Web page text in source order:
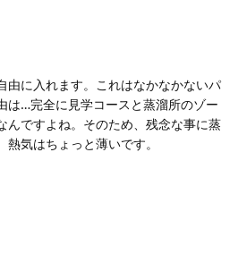
由に入れます。これはなかなかないパ
は…完全に見学コースと蒸溜所のゾー
んですよね。そのため、残念な事に蒸
気はちょっと薄いです。